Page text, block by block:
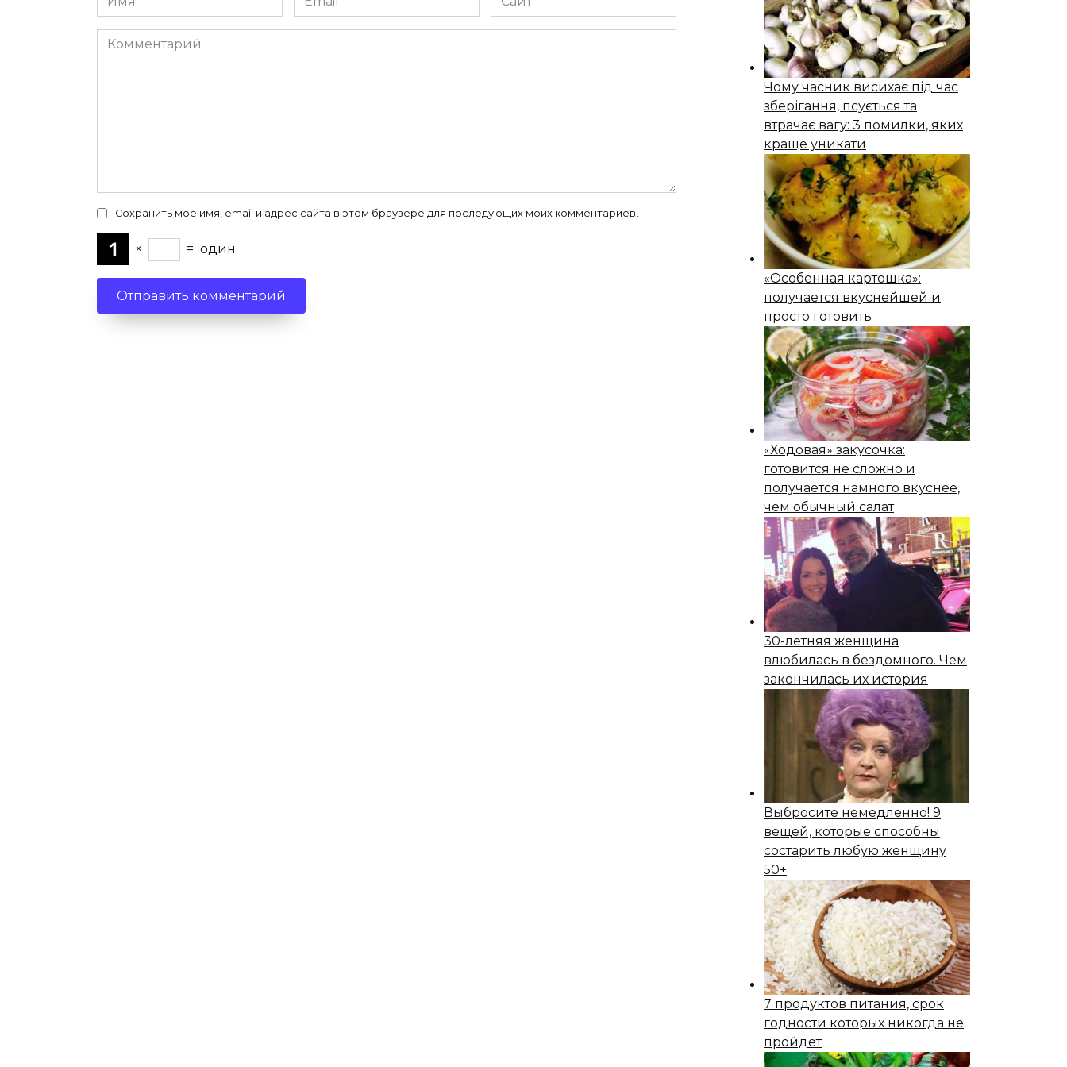
*
*
Комментарий
Сохранить моё имя, email и адрес сайта в этом браузере для последующих моих комментариев.
× = один
Чому часник висихає під час
зберігання, псується та
втрачає вагу: 3 помилки, яких
краще уникати
«Особенная картошка»:
получается вкуснейшей и
просто готовить
«Ходовая» закусочка:
готовится не сложно и
получается намного вкуснее,
чем обычный салат
30-летняя женщина
влюбилась в бездомного. Чем
закончилась их история
Выбросите немедленно! 9
вещей, которые способны
состapить любую женщину
50+
7 продуктов питания, срок
годности которых никогда не
пройдет